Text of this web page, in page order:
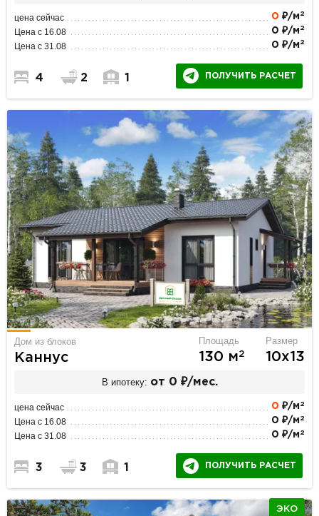
цена сейчас 0 ₽/м 2
Цена с 16.08 0 ₽/м 2
Цена с 31.08 0 ₽/м 2
4 2 1 ПОЛУЧИТЬ РАСЧЕТ
Дом из блоков
Каннус
Площадь
130 м2
Размер
10х13
В ипотеку: от 0 ₽/мес.
цена сейчас 0 ₽/м 2
Цена с 16.08 0 ₽/м 2
Цена с 31.08 0 ₽/м 2
3 3 1 ПОЛУЧИТЬ РАСЧЕТ
ЭКО